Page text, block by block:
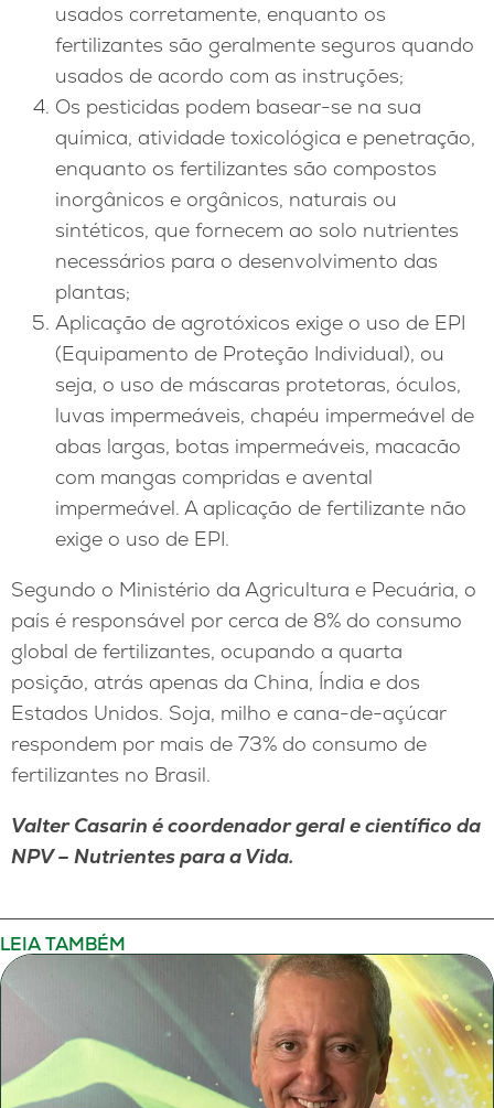
usados ​​corretamente, enquanto os
fertilizantes são geralmente seguros quando
usados ​​de acordo com as instruções;
Os pesticidas podem basear-se na sua
química, atividade toxicológica e penetração,
enquanto os fertilizantes são compostos
inorgânicos e orgânicos, naturais ou
sintéticos, que fornecem ao solo nutrientes
necessários para o desenvolvimento das
plantas;
Aplicação de agrotóxicos exige o uso de EPI
(Equipamento de Proteção Individual), ou
seja, o uso de máscaras protetoras, óculos,
luvas impermeáveis, chapéu impermeável de
abas largas, botas impermeáveis, macacão
com mangas compridas e avental
impermeável. A aplicação de fertilizante não
exige o uso de EPI.
Segundo o Ministério da Agricultura e Pecuária, o
país é responsável por cerca de 8% do consumo
global de fertilizantes, ocupando a quarta
posição, atrás apenas da China, Índia e dos
Estados Unidos. Soja, milho e cana-de-açúcar
respondem por mais de 73% do consumo de
fertilizantes no Brasil.
Valter Casarin é coordenador geral e científico da
NPV – Nutrientes para a Vida.
LEIA TAMBÉM